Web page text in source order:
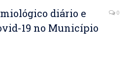
diário e
19 no Município
0